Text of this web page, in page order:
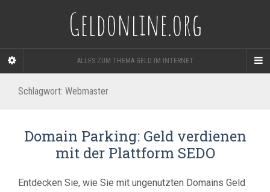
Geldonline.org
ALLES ZUM THEMA GELD IM INTERNET
Schlagwort: Webmaster
Domain Parking: Geld verdienen
mit der Plattform SEDO
Entdecken Sie, wie Sie mit ungenutzten Domains Geld